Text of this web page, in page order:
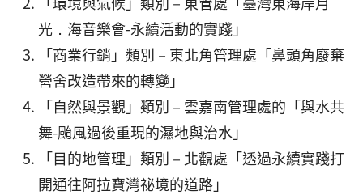
光．海音樂會-永續活動的實踐」
「商業行銷」類別－東北角管理處「鼻頭角廢棄
營舍改造帶來的轉變」
「自然與景觀」類別－雲嘉南管理處的「與水共
舞-颱風過後重現的濕地與治水」
「目的地管理」類別－北觀處「透過永續實踐打
開通往阿拉寶灣祕境的道路」